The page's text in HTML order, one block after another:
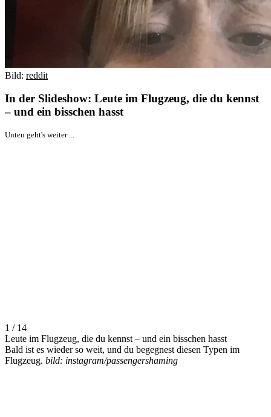
Bild: reddit
In der Slideshow: Leute im Flugzeug, die du kennst
– und ein bisschen hasst
Unten geht's weiter ...
1 / 14
Leute im Flugzeug, die du kennst – und ein bisschen hasst
Bald ist es wieder so weit, und du begegnest diesen Typen im
Flugzeug. bild: instagram/passengershaming